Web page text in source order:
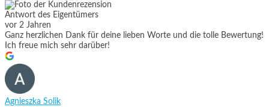
Antwort des Eigentümers
vor 2 Jahren
Ganz herzlichen Dank für deine lieben Worte und die tolle Bewertung!
Ich freue mich sehr darüber!
Agnieszka Solik